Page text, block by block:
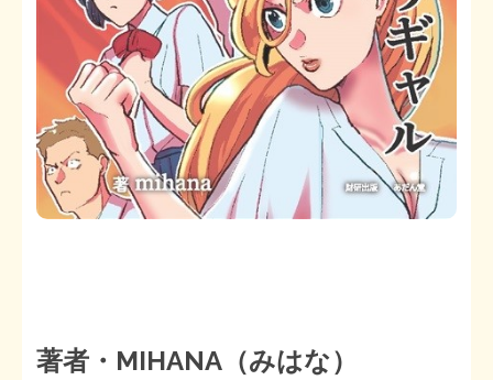
著者・MIHANA（みはな）